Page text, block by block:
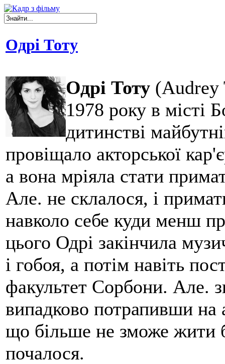
Одрі Тоту
Одрі Тоту (Audrey
1978 року в місті
дитинстві
провіщало акторської
а вона мріяла стати
Але. не склалося, і
навколо себе куди менш
цього Одрі закінчила
і гобоя, а потім навіть
факультет Сорбони. Але.
випадково потрапивши на
що більше не зможе жити
почалося.